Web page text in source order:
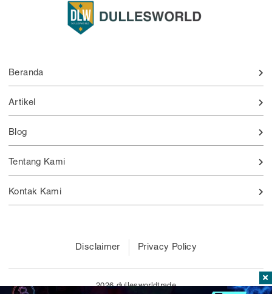
Beranda
Artikel
Blog
Tentang Kami
Kontak Kami
Disclaimer Privacy Policy
2026 dullesworldtrade